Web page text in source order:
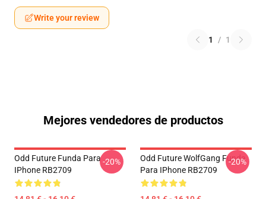
Write your review
1 / 1
Mejores vendedores de productos
Odd Future Funda Para
IPhone RB2709
-20%
Odd Future WolfGang Funda
Para IPhone RB2709
-20%